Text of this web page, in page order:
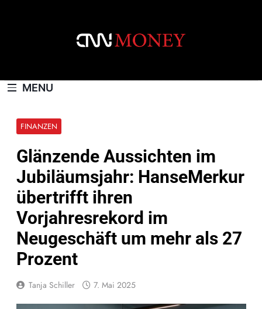
MENU
FINANZEN
Glänzende Aussichten im
Jubiläumsjahr: HanseMerkur
übertrifft ihren
Vorjahresrekord im
Neugeschäft um mehr als 27
Prozent
Tanja Schiller 7. Mai 2025